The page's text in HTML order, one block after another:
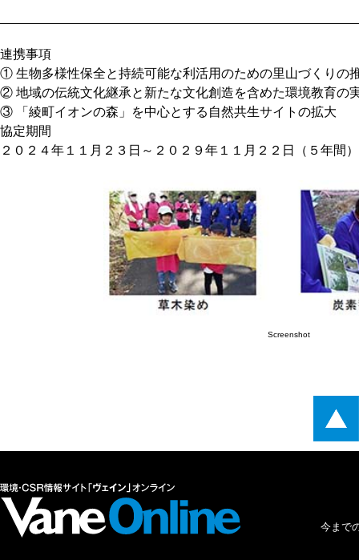
連携事項
① 生物多様性保全と持続可能な利活用のための里山づくりの
② 地域の伝統文化継承と新たな文化創造を含めた環境教育の
③ 「綾町イオンの森」を中心とする自然共生サイトの拡大
協定期間
２０２４年１１月２３日～２０２９年１１月２２日（５年間
Screenshot
今まで